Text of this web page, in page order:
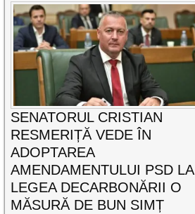
SENATORUL CRISTIAN
RESMERIȚĂ VEDE ÎN
ADOPTAREA
AMENDAMENTULUI PSD LA
LEGEA DECARBONĂRII O
MĂSURĂ DE BUN SIMȚ